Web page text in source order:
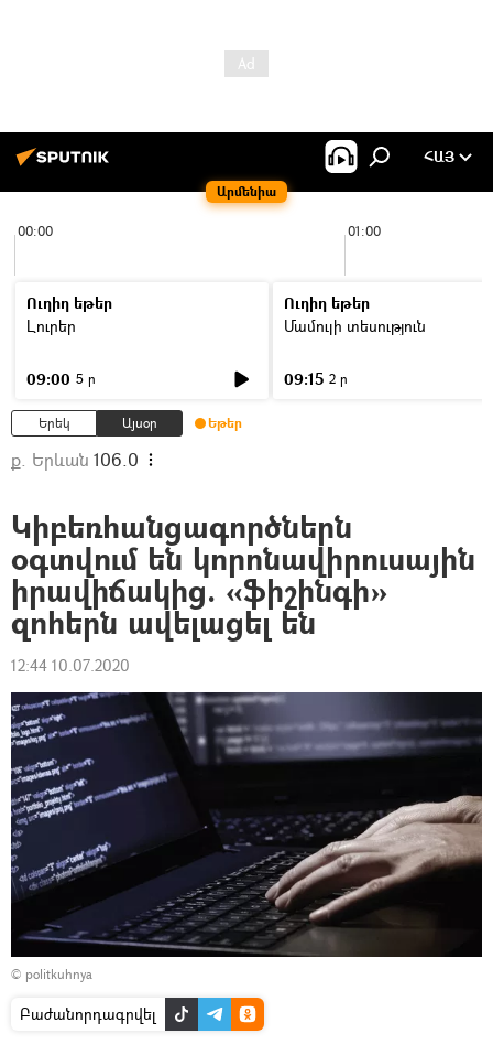
Արմենիա
ՀԱՅ
00:00 01:00
Ուղիղ եթեր
Լուրեր
09:00 5 ր
Ուղիղ եթեր
Մամուլի տեսություն
09:15 2 ր
Երեկ Այսօր Եթեր
ք. Երևան 106.0
Կիբեռհանցագործներն
օգտվում են կորոնավիրուսային
իրավիճակից. «ֆիշինգի»
զոհերն ավելացել են
12:44 10.07.2020
© politkuhnya
Բաժանորդագրվել